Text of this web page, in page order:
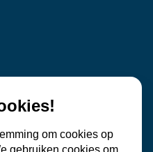
om cookies op